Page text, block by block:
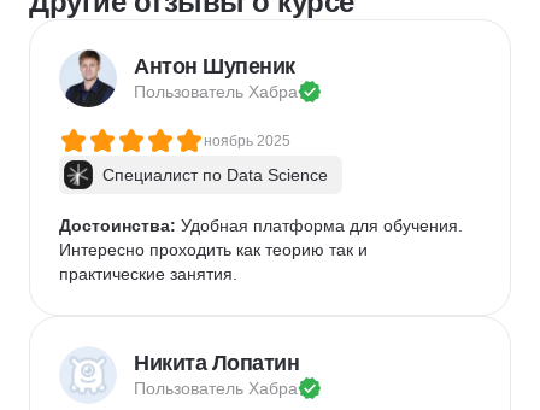
Антон Шупеник
Пользователь Хабра
ноябрь 2025
Специалист по Data Science
Достоинства: Удобная платформа для обучения.
Интересно проходить как теорию так и
практические занятия.
Никита Лопатин
Пользователь Хабра